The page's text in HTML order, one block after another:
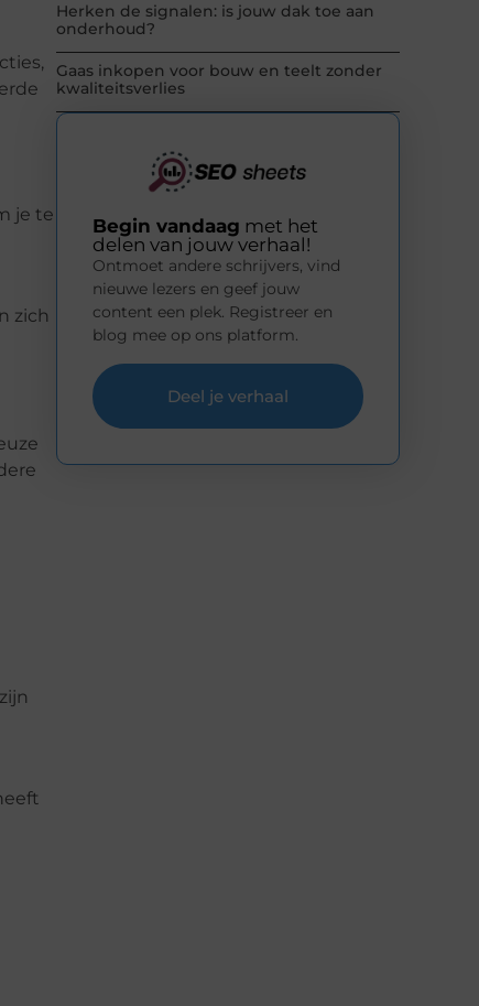
je te
zich
Herken de signalen: is jouw dak toe aan
onderhoud?
Gaas inkopen voor bouw en teelt zonder
kwaliteitsverlies
Begin vandaag met het
delen van jouw verhaal!
Ontmoet andere schrijvers, vind
nieuwe lezers en geef jouw
content een plek. Registreer en
blog mee op ons platform.
Deel je verhaal